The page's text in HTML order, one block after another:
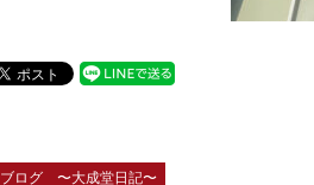
ブログ 〜大成堂日記〜